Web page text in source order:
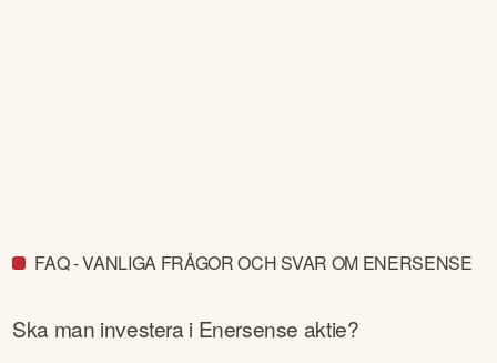
FAQ - VANLIGA FRÅGOR OCH SVAR OM ENERSENSE
Ska man investera i Enersense aktie?